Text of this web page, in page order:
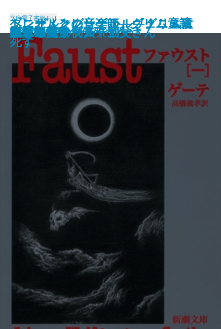
ジュリアス・シーザー
近代能楽集
ファウスト〔二〕
江分利満氏の優雅な生活
藤村詩集
楼蘭
幸福な王子
ブレーメンの音楽師―グリム童話
集III―
ヘンゼルとグレーテル―グリム童
話集II―
檸檬
文庫電子書籍あり
ファウスト〔一〕
リア王
眠れる美女
ヴェニスの商人
美しい星
レ・ミゼラブル〔五〕
かもめ・ワーニャ伯父さん
ハムレット
トニオ・クレーゲル ヴェニスに
死す
八月の光